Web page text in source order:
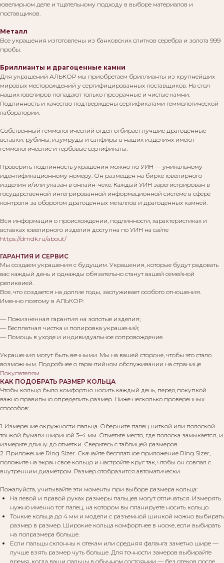
ювелирном деле и тщательному подходу в выборе материалов и
поставщиков.
Металл
Все украшения изготовлены из банковских слитков серебра и золота 999
пробы.
Бриллианты и драгоценные камни
Для украшений АЛЬКОР мы приобретаем бриллианты из крупнейших
мировых месторождений у сертифицированных поставщиков. На стол
наших ювелиров попадают только прозрачные и чистые камни.
Подлинность и качество подтверждены сертификатами геммологической
лаборатории.
Собственный геммологический отдел отбирает лучшие драгоценные
вставки: рубины, изумруды и сапфиры в наших изделиях имеют
геммологические и гербовые сертификаты.
Проверить подлинность украшения можно по УИН — уникальному
идентификационному номеру. Он размещен на бирке ювелирного
изделия и/или указан в онлайн-чеке. Каждый УИН зарегистрирован в
государственной интегрированной информационной системе в сфере
контроля за оборотом драгоценных металлов и драгоценных камней.
Вся информация о происхождении, подлинности, характеристиках и
вставках ювелирного изделия доступна по УИН на сайте
https://dmdk.ru/about/
ГАРАНТИЯ И СЕРВИС
Мы создаем украшения с будущим. Украшения, которые будут радовать
вас каждый день и однажды обязательно станут вашей семейной
реликвией.
Все, что создается на долгие годы, заслуживает особого отношения.
Именно поэтому в АЛЬКОР:
— Пожизненная гарантия на золотые изделия;
— Бесплатная чистка и полировка украшений;
— Помощь в уходе и индивидуальное сопровождение.
Украшения могут быть вечными. Мы на вашей стороне, чтобы это стало
возможным. Подробнее о гарантийном обслуживании на странице
Покупателям.
КАК ПОДОБРАТЬ РАЗМЕР КОЛЬЦА
Чтобы кольцо было комфортно носить каждый день, перед покупкой
важно правильно определить размер. Ниже несколько проверенных
способов:
1. Измерение окружности пальца. Оберните палец ниткой или полоской
тонкой бумаги шириной 3–4 мм. Отметьте место, где полоска замыкается, и
измерьте длину до отметки. Сверьтесь с таблицей размеров.
2. Приложение Ring Sizer. Скачайте бесплатное приложение Ring Sizer,
положите на экран свое кольцо и настройте круг так, чтобы он совпал с
внутренним диаметром. Размер отобразится автоматически.
Пожалуйста, учитывайте эти моменты при выборе размера кольца:
На левой и правой руках размеры пальцев могут отличаться. Измерять
нужно именно тот палец, на котором вы планируете носить кольцо.
Тонкие кольца до 4 мм и модели с разъемной шинкой можно выбирать
размер в размер. Широкие кольца комфортнее в носке, если выбирать
на полразмера больше.
Если пальцы склонны к отекам или средняя фаланга заметно шире —
лучше взять размер чуть больше. Для точности замеров выбирайте
время, когда ваши пальцы в обычном состоянии — без отеков после